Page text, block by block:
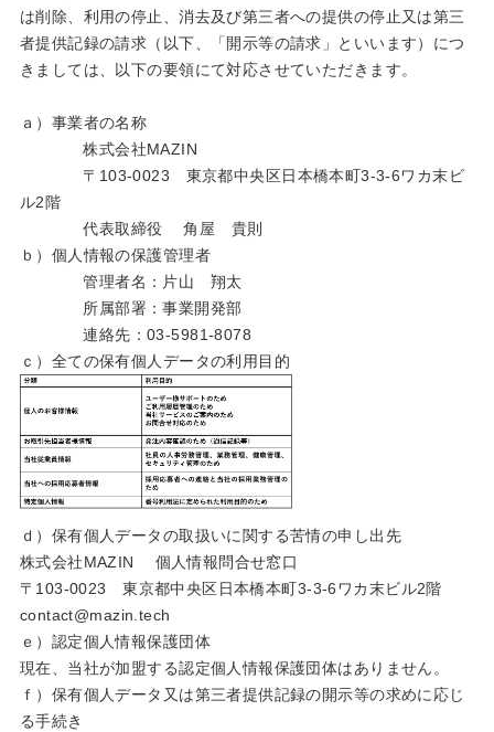
は削除、利用の停止、消去及び第三者への提供の停止又は第三
者提供記録の請求（以下、「開示等の請求」といいます）につ
きましては、以下の要領にて対応させていただきます。
ａ）事業者の名称
株式会社MAZIN
〒103-0023 東京都中央区日本橋本町3-3-6ワカ末ビ
ル2階
代表取締役 角屋 貴則
ｂ）個人情報の保護管理者
管理者名：片山 翔太
所属部署：事業開発部
連絡先：03-5981-8078
ｃ）全ての保有個人データの利用目的
ｄ）保有個人データの取扱いに関する苦情の申し出先
株式会社MAZIN 個人情報問合せ窓口
〒103-0023 東京都中央区日本橋本町3-3-6ワカ末ビル2階
contact@mazin.tech
ｅ）認定個人情報保護団体
現在、当社が加盟する認定個人情報保護団体はありません。
ｆ）保有個人データ又は第三者提供記録の開示等の求めに応じ
る手続き